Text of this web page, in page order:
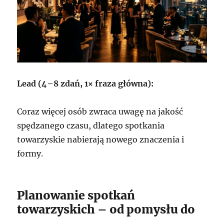
Lead (4–8 zdań, 1× fraza główna):
Coraz więcej osób zwraca uwagę na jakość
spędzanego czasu, dlatego spotkania
towarzyskie nabierają nowego znaczenia i
formy.
Planowanie spotkań
towarzyskich – od pomysłu do